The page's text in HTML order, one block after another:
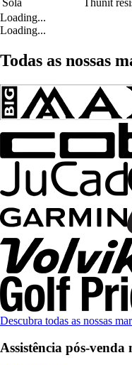
Loading...
Loading...
Todas as nossas
Descubra todas as nossas
Assistência pós-venda